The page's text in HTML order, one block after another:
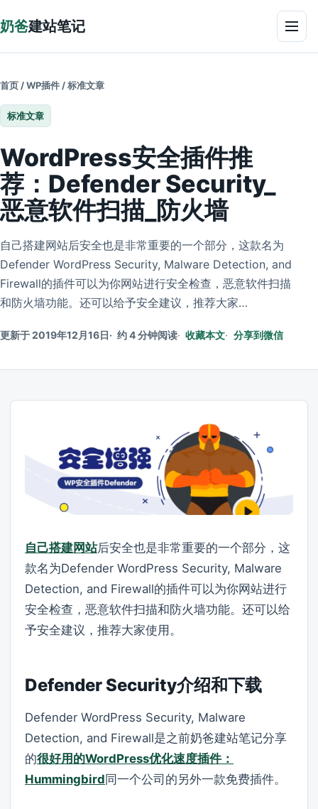
奶爸建站笔记 菜单
首页 /WP插件 /标准文章
标准文章
WordPress安全插件推
荐：Defender Security_
恶意软件扫描_防火墙
自己搭建网站后安全也是非常重要的一个部分，这款名为
Defender WordPress Security, Malware Detection, and
Firewall的插件可以为你网站进行安全检查，恶意软件扫描
和防火墙功能。还可以给予安全建议，推荐大家…
更新于 2019年12月16日 约 4 分钟阅读 收藏本文 分享到微信
自己搭建网站后安全也是非常重要的一个部分，这
款名为Defender WordPress Security, Malware
Detection, and Firewall的插件可以为你网站进行
安全检查，恶意软件扫描和防火墙功能。还可以给
予安全建议，推荐大家使用。
Defender Security介绍和下载
Defender WordPress Security, Malware
Detection, and Firewall是之前奶爸建站笔记分享
的很好用的WordPress优化速度插件：
Hummingbird同一个公司的另外一款免费插件。